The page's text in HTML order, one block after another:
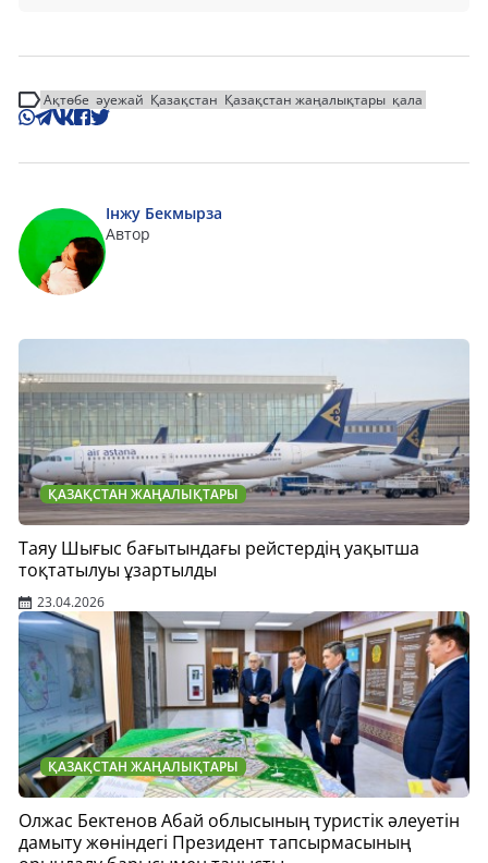
Ақтөбе әуежай Қазақстан Қазақстан жаңалықтары қала
Інжу Бекмырза
Автор
ҚАЗАҚСТАН ЖАҢАЛЫҚТАРЫ
Таяу Шығыс бағытындағы рейстердің уақытша
тоқтатылуы ұзартылды
23.04.2026
ҚАЗАҚСТАН ЖАҢАЛЫҚТАРЫ
Олжас Бектенов Абай облысының туристік әлеуетін
дамыту жөніндегі Президент тапсырмасының